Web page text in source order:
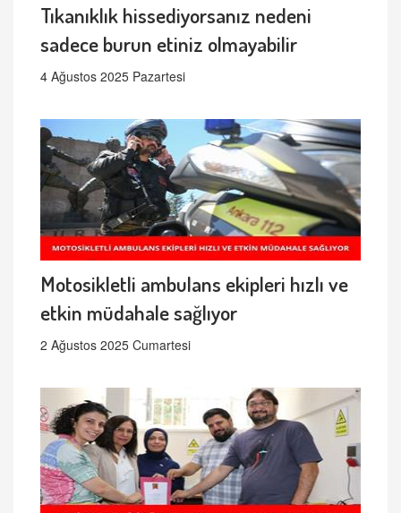
Tıkanıklık hissediyorsanız nedeni
sadece burun etiniz olmayabilir
4 Ağustos 2025 Pazartesi
Motosikletli ambulans ekipleri hızlı ve
etkin müdahale sağlıyor
2 Ağustos 2025 Cumartesi